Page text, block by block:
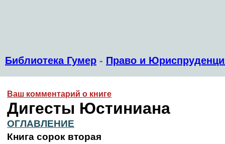
Библиотека Гумер - Право и
Ваш комментарий о книге
Дигесты Юстиниана
ОГЛАВЛЕНИЕ
Книга сорок вторая